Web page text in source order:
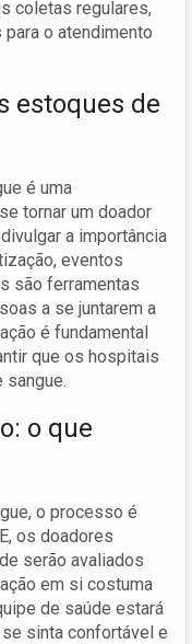
coletas regulares,
o atendimento
estoques de
é uma
tornar um doador
a importância
eventos
são ferramentas
a se juntarem a
é fundamental
que os hospitais
sangue.
o que
o processo é
os doadores
serão avaliados
em si costuma
de saúde estará
sinta confortável e